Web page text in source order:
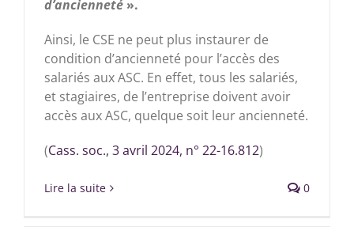
d’ancienneté ».
Ainsi, le CSE ne peut plus instaurer de
condition d’ancienneté pour l’accès des
salariés aux ASC. En effet, tous les salariés,
et stagiaires, de l’entreprise doivent avoir
accès aux ASC, quelque soit leur ancienneté.
(Cass. soc., 3 avril 2024, n° 22-16.812)
Lire la suite 0